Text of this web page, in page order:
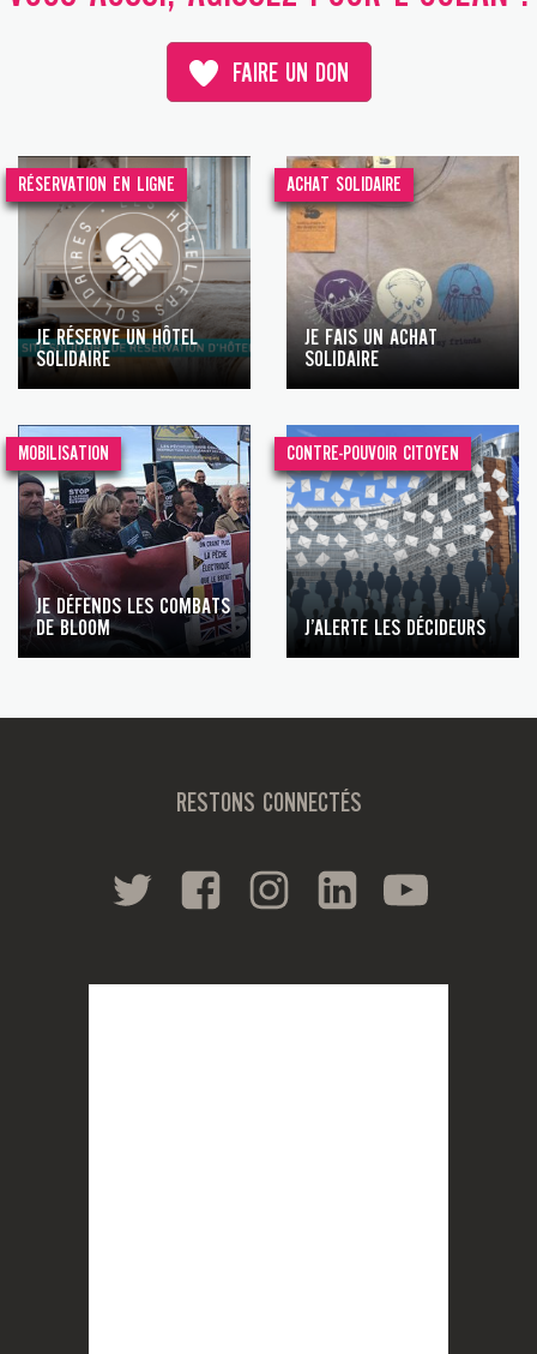
FAIRE UN DON
RÉSERVATION EN LIGNE
JE RÉSERVE UN HÔTEL
SOLIDAIRE
ACHAT SOLIDAIRE
JE FAIS UN ACHAT
SOLIDAIRE
MOBILISATION
JE DÉFENDS LES COMBATS
DE BLOOM
CONTRE-POUVOIR CITOYEN
J’ALERTE LES DÉCIDEURS
RESTONS CONNECTÉS